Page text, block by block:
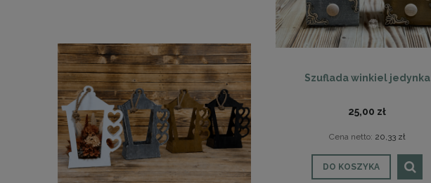
Szuflada winkiel jedynka
25,00 zł
Cena netto: 20,33 zł
DO KOSZYKA